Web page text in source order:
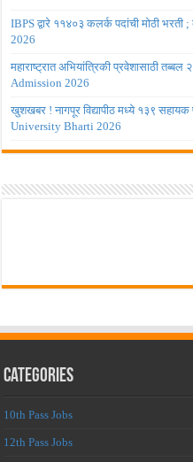
IBPS द्वारे ११४०३ कलर्क पदांची मोठी
2026
महाराष्ट्रात अभियांत्रिकी प्रवेशासाठी
Admission 2026
खुशखबर ! नागपूर विद्यापीठ मध्ये १३९
University Bharti 2026
Categories
10th Pass Jobs
12th Pass Jobs